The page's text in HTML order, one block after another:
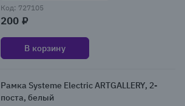
Код: 727105
200 ₽
В корзину
Рамка Systeme Electric ARTGALLERY, 2-
поста, белый